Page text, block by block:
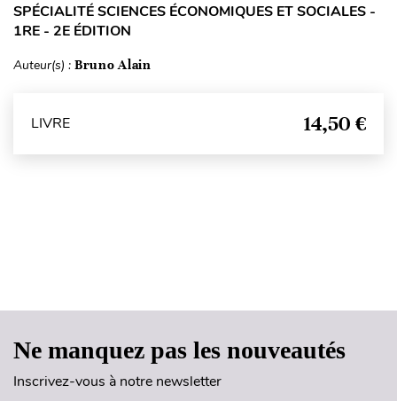
SPÉCIALITÉ SCIENCES ÉCONOMIQUES ET SOCIALES -
1RE - 2E ÉDITION
Auteur(s) : Bruno Alain
LIVRE 14,50 €
Ne manquez pas les nouveautés
Inscrivez-vous à notre newsletter